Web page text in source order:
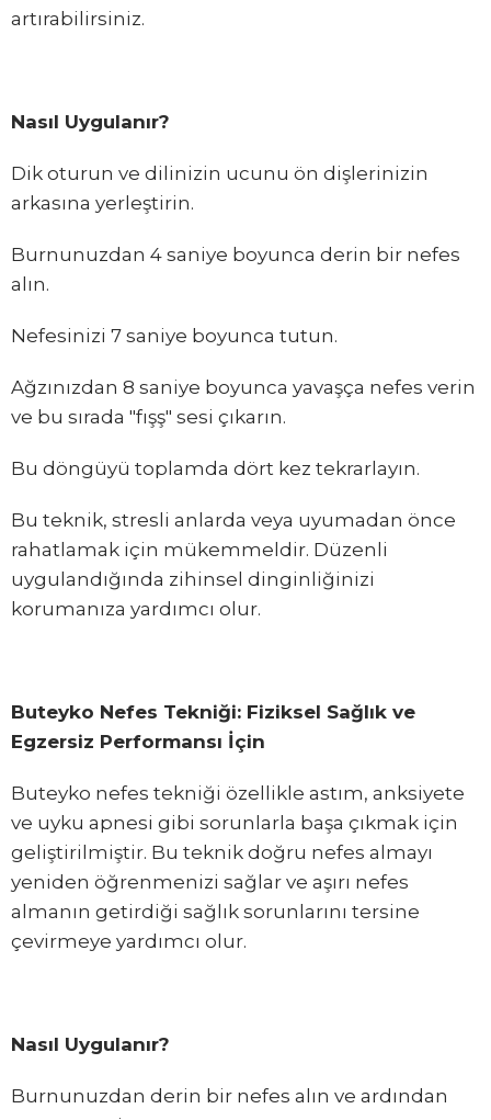
artırabilirsiniz.
Nasıl Uygulanır?
Dik oturun ve dilinizin ucunu ön dişlerinizin
arkasına yerleştirin.
Burnunuzdan 4 saniye boyunca derin bir nefes
alın.
Nefesinizi 7 saniye boyunca tutun.
Ağzınızdan 8 saniye boyunca yavaşça nefes verin
ve bu sırada "fışş" sesi çıkarın.
Bu döngüyü toplamda dört kez tekrarlayın.
Bu teknik, stresli anlarda veya uyumadan önce
rahatlamak için mükemmeldir. Düzenli
uygulandığında zihinsel dinginliğinizi
korumanıza yardımcı olur.
Buteyko Nefes Tekniği: Fiziksel Sağlık ve
Egzersiz Performansı İçin
Buteyko nefes tekniği özellikle astım, anksiyete
ve uyku apnesi gibi sorunlarla başa çıkmak için
geliştirilmiştir. Bu teknik doğru nefes almayı
yeniden öğrenmenizi sağlar ve aşırı nefes
almanın getirdiği sağlık sorunlarını tersine
çevirmeye yardımcı olur.
Nasıl Uygulanır?
Burnunuzdan derin bir nefes alın ve ardından